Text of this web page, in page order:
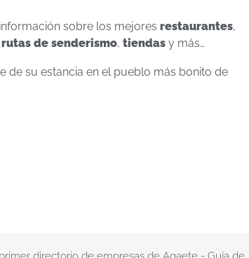
sobre los mejores restaurantes,
rutas de senderismo, tiendas y más…
de su estancia en el pueblo más bonito de